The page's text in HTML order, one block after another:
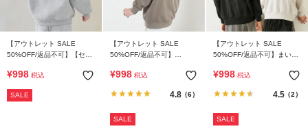
【アウトレット SALE
50%OFF/返品不可】【セッ
ェット 裏起毛 スーパーBIG
¥998 税込
SALE
【アウトレット SALE
50%OFF/返品不可】
リント スウェットトレーナ
¥998 税込
4.8（6）
SALE
【アウトレット SALE
50%OFF/返品不可】まいに
サイズトレーナー
¥998 税込
4.5（2）
SALE